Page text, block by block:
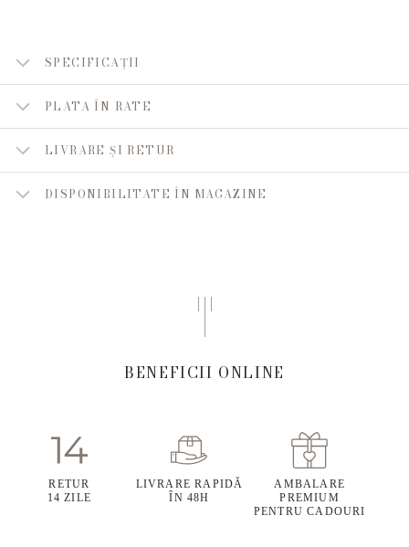
SPECIFICAȚII
PLATA ÎN RATE
LIVRARE ȘI RETUR
DISPONIBILITATE ÎN MAGAZINE
BENEFICII ONLINE
RETUR
14 ZILE
LIVRARE RAPIDĂ
ÎN 48H
AMBALARE
PREMIUM
PENTRU CADOURI